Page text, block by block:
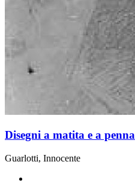
Disegni a matita e a penna
Guarlotti, Innocente